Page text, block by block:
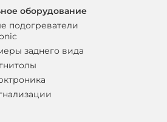
оборудование
подогреватели
заднего вида